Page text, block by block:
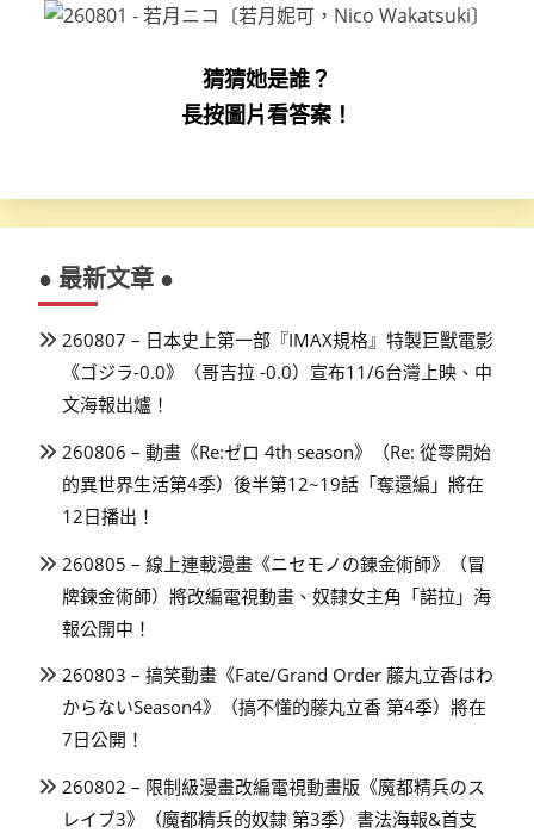
猜猜她是誰？
長按圖片看答案！
● 最新文章 ●
260807 – 日本史上第一部『IMAX規格』特製巨獸電影
《ゴジラ-0.0》（哥吉拉 -0.0）宣布11/6台灣上映、中
文海報出爐！
260806 – 動畫《Re:ゼロ 4th season》（Re: 從零開始
的異世界生活第4季）後半第12~19話「奪還編」將在
12日播出！
260805 – 線上連載漫畫《ニセモノの錬金術師》（冒
牌鍊金術師）將改編電視動畫、奴隸女主角「諾拉」海
報公開中！
260803 – 搞笑動畫《Fate/Grand Order 藤丸立香はわ
からないSeason4》（搞不懂的藤丸立香 第4季）將在
7日公開！
260802 – 限制級漫畫改編電視動畫版《魔都精兵のス
レイブ3》（魔都精兵的奴隸 第3季）書法海報&首支